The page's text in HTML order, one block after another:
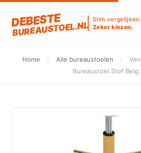
DEBESTE
BUREAUSTOEL.NL
Slim vergelijken.
Zeker kiezen.
Home / Alle bureaustoelen /
Bureaustoel Stof